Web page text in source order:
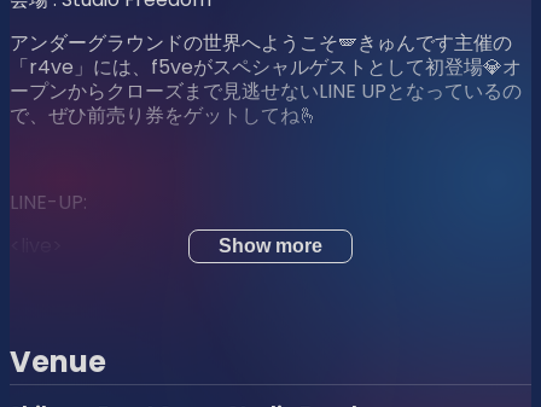
アンダーグラウンドの世界へようこそ🪽きゅんです主催の
「r4ve」には、f5veがスペシャルゲストとして初登場💎オ
ープンからクローズまで見逃せないLINE UPとなっているの
で、ぜひ前売り券をゲットしてね🫰
LINE-UP:
N ²
Show more
Venue